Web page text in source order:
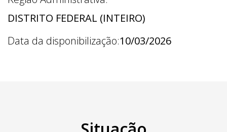
DISTRITO FEDERAL (INTEIRO)
Data da disponibilização:10/03/2026